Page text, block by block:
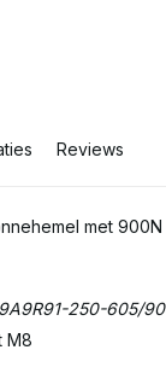
Reviews
met
250-605/
M8